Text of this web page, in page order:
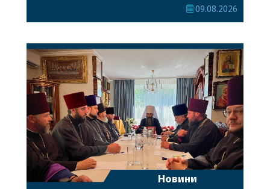
Жмеринки. Перед початком богослужіння
часткою її святих мощей. Митрополиту
Варсонофію співслужили секретар єпархії
архімандрит Єнох (Торак), благочинний
Жмеринського округу протоієрей Ярослав
Коромчевський, клірики […]
09.08.2026
Новини